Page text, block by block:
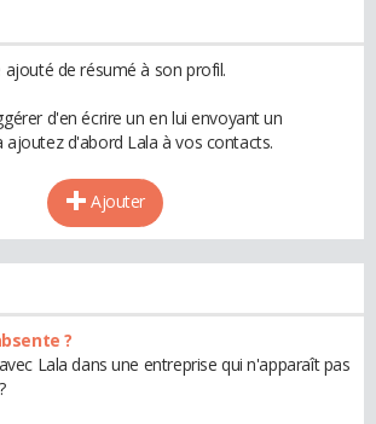
ajouté de résumé à son profil.
d'en écrire un en lui envoyant un
ajoutez d'abord Lala à vos contacts.
Ajouter
?
Lala dans une entreprise qui n'apparaît pas